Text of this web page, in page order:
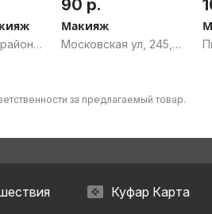
90 р.
Макияж
Московская ул, 245,
за предлагаемый товар.
Куфар Карта